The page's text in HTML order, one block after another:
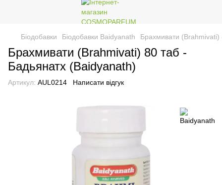
Біодобавки Біодобавки Baidyanath Брахмивати
Брахмивати (Brahmivati) 80 таб -
Бадьянатх (Baidyanath)
Артикул: AUL0214 Написати відгук